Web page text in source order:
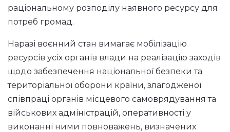
раціональному розподілу наявного ресурсу для
потреб громад.
Наразі воєнний стан вимагає мобілізацію
ресурсів усіх органів влади на реалізацію заходів
щодо забезпечення національної безпеки та
територіальної оборони країни, злагодженої
співпраці органів місцевого самоврядування та
військових адміністрацій, оперативності у
виконанні ними повноважень, визначених